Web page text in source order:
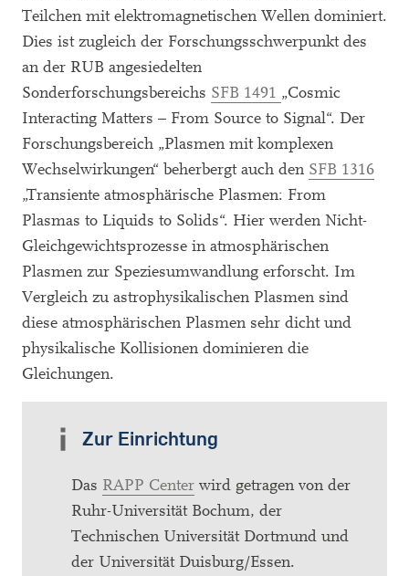
Teilchen mit elektromagnetischen Wellen dominiert.
Dies ist zugleich der Forschungsschwerpunkt des
an der RUB angesiedelten
Sonderforschungsbereichs SFB 1491 „Cosmic
Interacting Matters – From Source to Signal“. Der
Forschungsbereich „Plasmen mit komplexen
Wechselwirkungen“ beherbergt auch den SFB 1316
„Transiente atmosphärische Plasmen: From
Plasmas to Liquids to Solids“. Hier werden Nicht-
Gleichgewichtsprozesse in atmosphärischen
Plasmen zur Speziesumwandlung erforscht. Im
Vergleich zu astrophysikalischen Plasmen sind
diese atmosphärischen Plasmen sehr dicht und
physikalische Kollisionen dominieren die
Gleichungen.
Zur Einrichtung
Das RAPP Center wird getragen von der
Ruhr-Universität Bochum, der
Technischen Universität Dortmund und
der Universität Duisburg/Essen.